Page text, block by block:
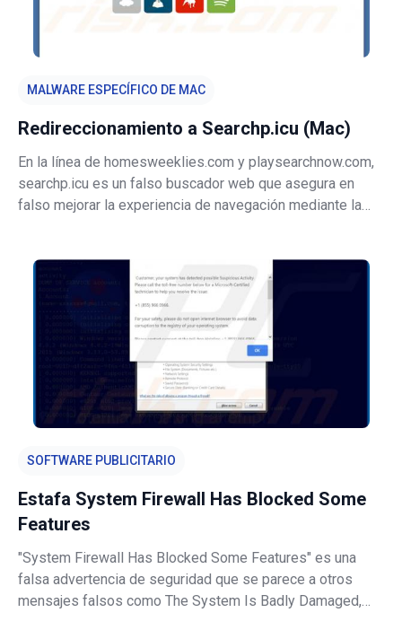
MALWARE ESPECÍFICO DE MAC
Redireccionamiento a Searchp.icu (Mac)
En la línea de homesweeklies.com y playsearchnow.com,
searchp.icu es un falso buscador web que asegura en
falso mejorar la experiencia de navegación mediante la
Facebook, Twitter, YouTub
SOFTWARE PUBLICITARIO
Estafa System Firewall Has Blocked Some
Features
"System Firewall Has Blocked Some Features" es una
falsa advertencia de seguridad que se parece a otros
mensajes falsos como The System Is Badly Damaged,